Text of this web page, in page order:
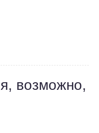
возможно,